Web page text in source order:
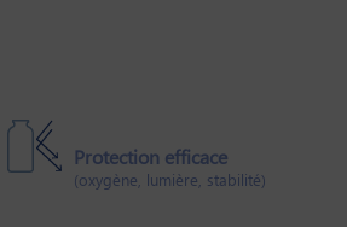
Protection efficace
(oxygène, lumière, stabilité)